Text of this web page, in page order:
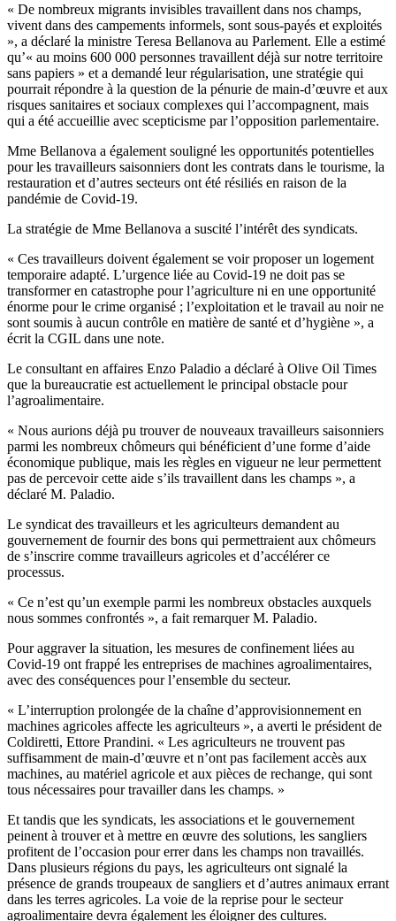
« De nombreux migrants invisibles travaillent dans nos champs,
vivent dans des campements informels, sont sous-payés et exploités
», a déclaré la ministre Teresa Bellanova au Parlement. Elle a estimé
qu’« au moins 600 000 personnes travaillent déjà sur notre territoire
sans papiers » et a demandé leur régularisation, une stratégie qui
pourrait répondre à la question de la pénurie de main-d’œuvre et aux
risques sanitaires et sociaux complexes qui l’accompagnent, mais
qui a été accueillie avec scepticisme par l’opposition parlementaire.
Mme Bellanova a également souligné les opportunités potentielles
pour les travailleurs saisonniers dont les contrats dans le tourisme, la
restauration et d’autres secteurs ont été résiliés en raison de la
pandémie de Covid-19.
La stratégie de Mme Bellanova a suscité l’intérêt des syndicats.
« Ces travailleurs doivent également se voir proposer un logement
temporaire adapté. L’urgence liée au Covid-19 ne doit pas se
transformer en catastrophe pour l’agriculture ni en une opportunité
énorme pour le crime organisé ; l’exploitation et le travail au noir ne
sont soumis à aucun contrôle en matière de santé et d’hygiène », a
écrit la CGIL dans une note.
Le consultant en affaires Enzo Paladio a déclaré à Olive Oil Times
que la bureaucratie est actuellement le principal obstacle pour
l’agroalimentaire.
« Nous aurions déjà pu trouver de nouveaux travailleurs saisonniers
parmi les nombreux chômeurs qui bénéficient d’une forme d’aide
économique publique, mais les règles en vigueur ne leur permettent
pas de percevoir cette aide s’ils travaillent dans les champs », a
déclaré M. Paladio.
Le syndicat des travailleurs et les agriculteurs demandent au
gouvernement de fournir des bons qui permettraient aux chômeurs
de s’inscrire comme travailleurs agricoles et d’accélérer ce
processus.
« Ce n’est qu’un exemple parmi les nombreux obstacles auxquels
nous sommes confrontés », a fait remarquer M. Paladio.
Pour aggraver la situation, les mesures de confinement liées au
Covid-19 ont frappé les entreprises de machines agroalimentaires,
avec des conséquences pour l’ensemble du secteur.
« L’interruption prolongée de la chaîne d’approvisionnement en
machines agricoles affecte les agriculteurs », a averti le président de
Coldiretti, Ettore Prandini. « Les agriculteurs ne trouvent pas
suffisamment de main-d’œuvre et n’ont pas facilement accès aux
machines, au matériel agricole et aux pièces de rechange, qui sont
tous nécessaires pour travailler dans les champs. »
Et tandis que les syndicats, les associations et le gouvernement
peinent à trouver et à mettre en œuvre des solutions, les sangliers
profitent de l’occasion pour errer dans les champs non travaillés.
Dans plusieurs régions du pays, les agriculteurs ont signalé la
présence de grands troupeaux de sangliers et d’autres animaux errant
dans les terres agricoles. La voie de la reprise pour le secteur
agroalimentaire devra également les éloigner des cultures.